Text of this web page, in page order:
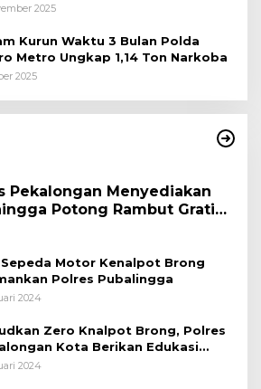
2025
Kurun Waktu 3 Bulan Polda
Metro Ungkap 1,14 Ton Narkoba
2025
Pekalongan Menyediakan
Potong Rambut Gratis
2025
Motor Kenalpot Brong
Polres Pubalingga
2024
Zero Knalpot Brong, Polres
Kota Berikan Edukasi
Pelajar
2024